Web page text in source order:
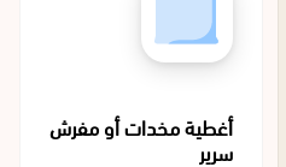
أغطية مخدات أو مفرش
سرير